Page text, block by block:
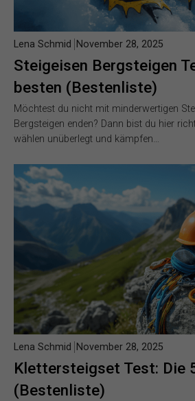
Steigeisen Bergsteigen
besten (Bestenliste)
Lena Schmid November 28, 2025
Möchtest du nicht mit minderwertigen
Bergsteigen enden? Dann bist du hier
wählen unüberlegt und kämpfen…
Klettersteigset Test: Die
(Bestenliste)
Lena Schmid November 28, 2025